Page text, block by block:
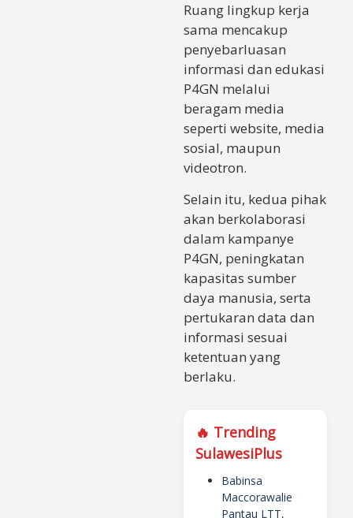
Ruang lingkup kerja
sama mencakup
penyebarluasan
informasi dan edukasi
P4GN melalui
beragam media
seperti website, media
sosial, maupun
videotron.
Selain itu, kedua pihak
akan berkolaborasi
dalam kampanye
P4GN, peningkatan
kapasitas sumber
daya manusia, serta
pertukaran data dan
informasi sesuai
ketentuan yang
berlaku.
🔥 Trending
SulawesiPlus
Babinsa
Maccorawalie
Pantau LTT,